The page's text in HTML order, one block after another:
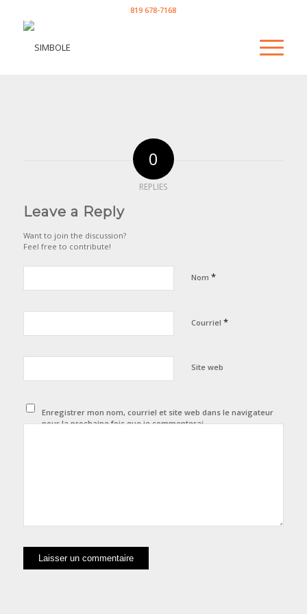
819 678-7168
0
REPLIES
Leave a Reply
Want to join the discussion?
Feel free to contribute!
Nom *
Courriel *
Site web
Enregistrer mon nom, courriel et site web dans le navigateur
pour la prochaine fois que je commenterai.